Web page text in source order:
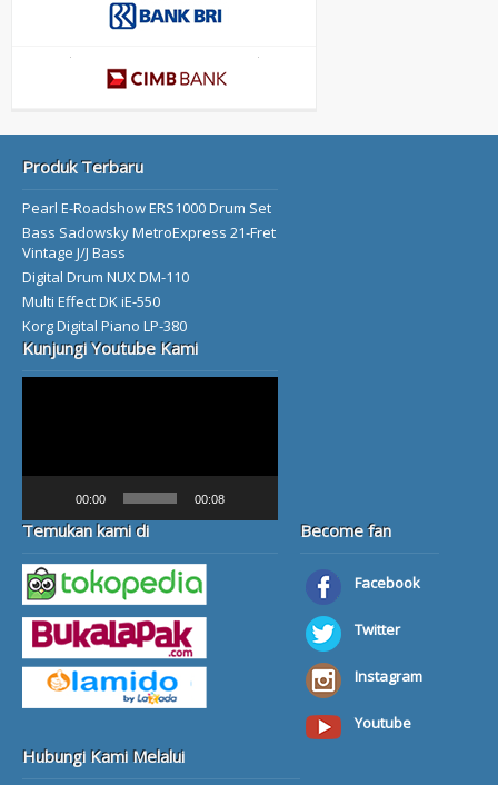
Produk Terbaru
Pearl E-Roadshow ERS1000 Drum Set
Bass Sadowsky MetroExpress 21-Fret
Vintage J/J Bass
Digital Drum NUX DM-110
Multi Effect DK iE-550
Korg Digital Piano LP-380
Kunjungi Youtube Kami
00:00 00:08
Temukan kami di Become fan
Facebook
Twitter
Instagram
Youtube
Hubungi Kami Melalui